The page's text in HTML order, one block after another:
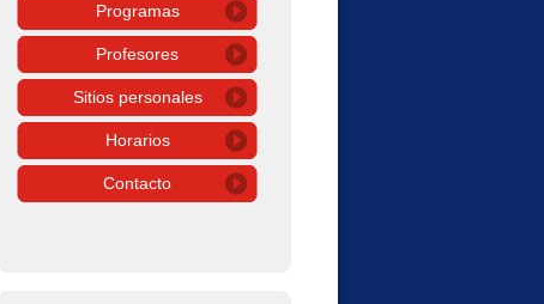
Programas
Profesores
Sitios personales
Horarios
Contacto